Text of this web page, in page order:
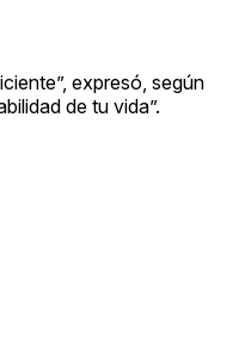
expresó, según
de tu vida”.